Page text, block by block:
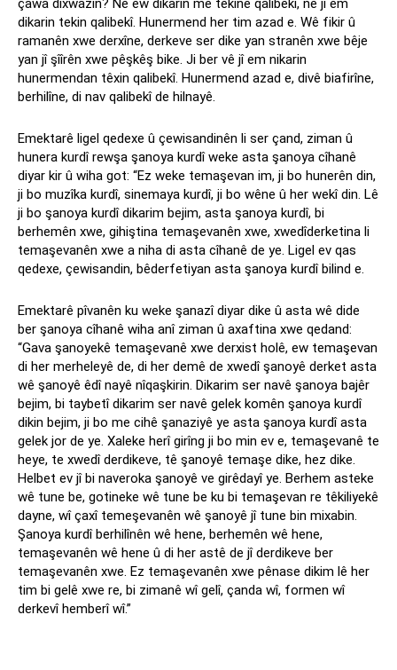
dikarin tekin qalibekî. Hunermend her tim azad e. Wê fikir û
ramanên xwe derxîne, derkeve ser dike yan stranên xwe bêje
yan jî şîîrên xwe pêşkêş bike. Ji ber vê jî em nikarin
hunermendan têxin qalibekî. Hunermend azad e, divê biafirîne,
berhilîne, di nav qalibekî de hilnayê.
Emektarê ligel qedexe û çewisandinên li ser çand, ziman û
hunera kurdî rewşa şanoya kurdî weke asta şanoya cîhanê
diyar kir û wiha got: “Ez weke temaşevan im, ji bo hunerên din,
ji bo muzîka kurdî, sinemaya kurdî, ji bo wêne û her wekî din. Lê
ji bo şanoya kurdî dikarim bejim, asta şanoya kurdî, bi
berhemên xwe, gihiştina temaşevanên xwe, xwedîderketina li
temaşevanên xwe a niha di asta cîhanê de ye. Ligel ev qas
qedexe, çewisandin, bêderfetiyan asta şanoya kurdî bilind e.
Emektarê pîvanên ku weke şanazî diyar dike û asta wê dide
ber şanoya cîhanê wiha anî ziman û axaftina xwe qedand:
“Gava şanoyekê temaşevanê xwe derxist holê, ew temaşevan
di her merheleyê de, di her demê de xwedî şanoyê derket asta
wê şanoyê êdî nayê nîqaşkirin. Dikarim ser navê şanoya bajêr
bejim, bi taybetî dikarim ser navê gelek komên şanoya kurdî
dikin bejim, ji bo me cihê şanaziyê ye asta şanoya kurdî asta
gelek jor de ye. Xaleke herî girîng ji bo min ev e, temaşevanê te
heye, te xwedî derdikeve, tê şanoyê temaşe dike, hez dike.
Helbet ev jî bi naveroka şanoyê ve girêdayî ye. Berhem asteke
wê tune be, gotineke wê tune be ku bi temaşevan re têkiliyekê
dayne, wî çaxî temeşevanên wê şanoyê jî tune bin mixabin.
Şanoya kurdî berhilînên wê hene, berhemên wê hene,
temaşevanên wê hene û di her astê de jî derdikeve ber
temaşevanên xwe. Ez temaşevanên xwe pênase dikim lê her
tim bi gelê xwe re, bi zimanê wî gelî, çanda wî, formen wî
derkevî hemberî wî.”